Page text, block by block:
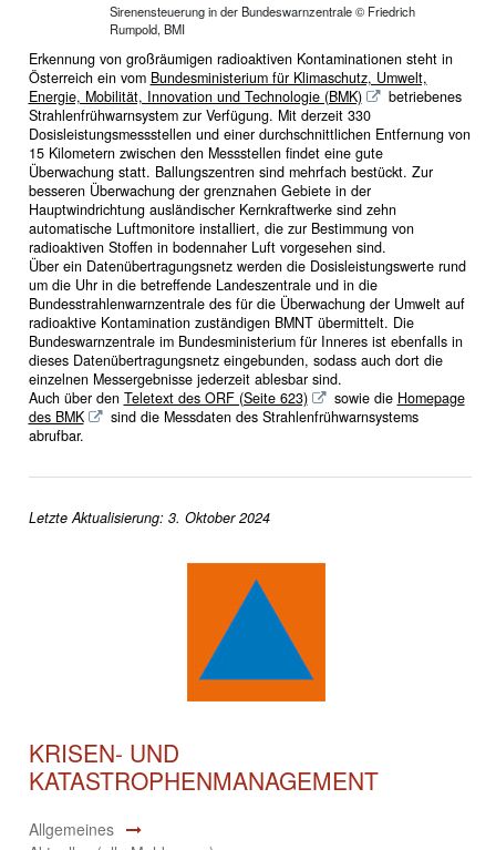
Sirenensteuerung in der Bundeswarnzentrale © Friedrich
Rumpold, BMI
Erkennung von großräumigen radioaktiven Kontaminationen steht in
Österreich ein vom Bundesministerium für Klimaschutz, Umwelt,
Energie, Mobilität, Innovation und Technologie (BMK)
betriebenes
Strahlenfrühwarnsystem zur Verfügung. Mit derzeit 330
Dosisleistungsmessstellen und einer durchschnittlichen Entfernung von
15 Kilometern zwischen den Messstellen findet eine gute
Überwachung statt. Ballungszentren sind mehrfach bestückt. Zur
besseren Überwachung der grenznahen Gebiete in der
Hauptwindrichtung ausländischer Kernkraftwerke sind zehn
automatische Luftmonitore installiert, die zur Bestimmung von
radioaktiven Stoffen in bodennaher Luft vorgesehen sind.
Über ein Datenübertragungsnetz werden die Dosisleistungswerte rund
um die Uhr in die betreffende Landeszentrale und in die
Bundesstrahlenwarnzentrale des für die Überwachung der Umwelt auf
radioaktive Kontamination zuständigen BMNT übermittelt. Die
Bundeswarnzentrale im Bundesministerium für Inneres ist ebenfalls in
dieses Datenübertragungsnetz eingebunden, sodass auch dort die
einzelnen Messergebnisse jederzeit ablesbar sind.
Auch über den Teletext des ORF (Seite 623) sowie die Homepage
des BMK
sind die Messdaten des Strahlenfrühwarnsystems
abrufbar.
Letzte Aktualisierung: 3. Oktober 2024
KRISEN- UND
KATASTROPHENMANAGEMENT
Allgemeines